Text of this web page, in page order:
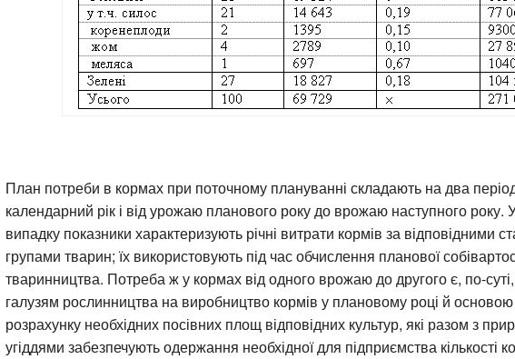
План потреби в кормах при поточному плануванні складають на два
календарний рік і від урожаю планового року до врожаю наступного
випадку показники характеризують річні витрати кормів за відповідними
групами тварин; їх використовують під час обчислення планової
тваринництва. Потреба ж у кормах від одного врожаю до другого є, по-
галузям рослинництва на виробництво кормів у плановому році й
розрахунку необхідних посівних площ відповідних культур, які разом з
угіддями забезпечують одержання необхідної для підприємства кількості